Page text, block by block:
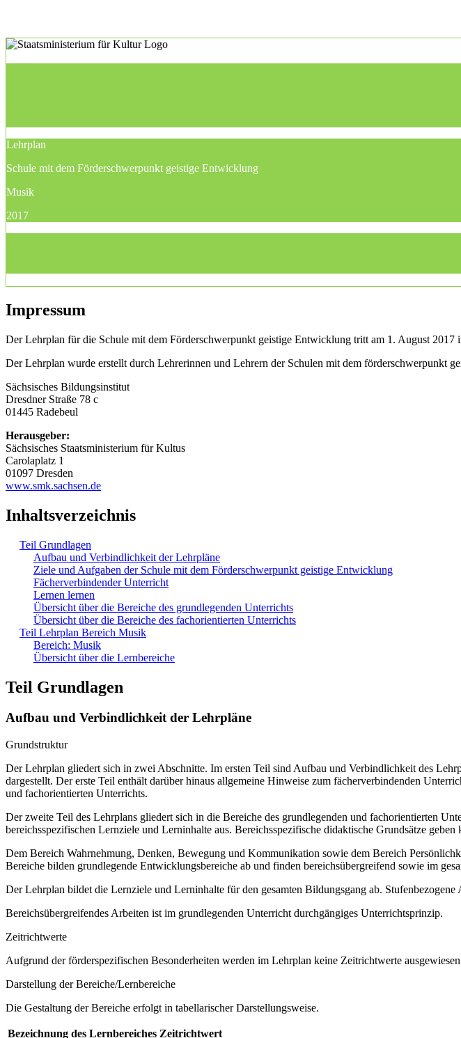
Lehrplan
Schule mit dem Förderschwerpunkt geistige Entwicklung
Musik
2017
Impressum
Der Lehrplan für die Schule mit dem Förderschwerpunkt geistige Entwicklung tritt am 1. August 2017
Der Lehrplan wurde erstellt durch Lehrerinnen und Lehrern der Schulen mit dem förderschwerpunkt
Sächsisches Bildungsinstitut
Dresdner Straße 78 c
01445 Radebeul
Herausgeber:
Sächsisches Staatsministerium für Kultus
Carolaplatz 1
01097 Dresden
www.smk.sachsen.de
Inhaltsverzeichnis
Teil Grundlagen
Aufbau und Verbindlichkeit der Lehrpläne
Ziele und Aufgaben der Schule mit dem Förderschwerpunkt geistige Entwicklung
Fächerverbindender Unterricht
Lernen lernen
Übersicht über die Bereiche des grundlegenden Unterrichts
Übersicht über die Bereiche des fachorientierten Unterrichts
Teil Lehrplan Bereich Musik
Bereich: Musik
Übersicht über die Lernbereiche
Teil Grundlagen
Aufbau und Verbindlichkeit der Lehrpläne
Grundstruktur
Der Lehrplan gliedert sich in zwei Abschnitte. Im ersten Teil sind Aufbau und Verbindlichkeit des
dargestellt. Der erste Teil enthält darüber hinaus allgemeine Hinweise zum fächerverbindenden
und fachorientierten Unterrichts.
Der zweite Teil des Lehrplans gliedert sich in die Bereiche des grundlegenden und fachorientierten
bereichsspezifischen Lernziele und Lerninhalte aus. Bereichsspezifische didaktische Grundsätze
Dem Bereich Wahrnehmung, Denken, Bewegung und Kommunikation sowie dem Bereich
Bereiche bilden grundlegende Entwicklungsbereiche ab und finden bereichsübergreifend sowie im
Der Lehrplan bildet die Lernziele und Lerninhalte für den gesamten Bildungsgang ab.
Bereichsübergreifendes Arbeiten ist im grundlegenden Unterricht durchgängiges Unterrichtsprinzip.
Zeitrichtwerte
Aufgrund der förderspezifischen Besonderheiten werden im Lehrplan keine Zeitrichtwerte
Darstellung der Bereiche/Lernbereiche
Die Gestaltung der Bereiche erfolgt in tabellarischer Darstellungsweise.
Bezeichnung des Lernbereiches Zeitrichtwert